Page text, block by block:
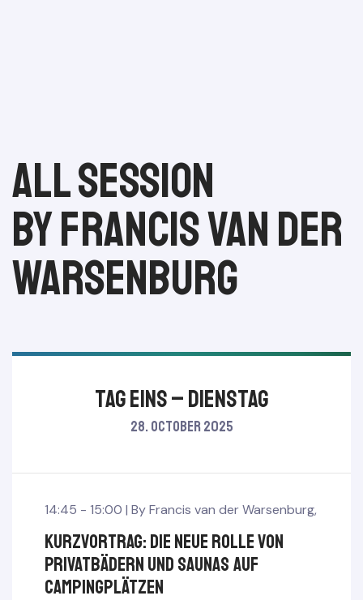
All session
by Francis van der
Warsenburg
TAG EINS – Dienstag
28. October 2025
14:45 - 15:00 | ByFrancis van der Warsenburg,
Kurzvortrag: Die neue Rolle von
Privatbädern und Saunas auf
Campingplätzen